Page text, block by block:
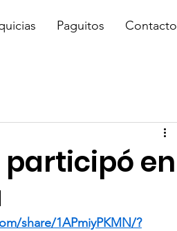
Paguitos Contacto
participó en
share/1APmiyPKMN/?